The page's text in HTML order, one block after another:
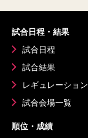
試合日程・結果
試合日程
試合結果
レギュレーション
試合会場一覧
順位・成績